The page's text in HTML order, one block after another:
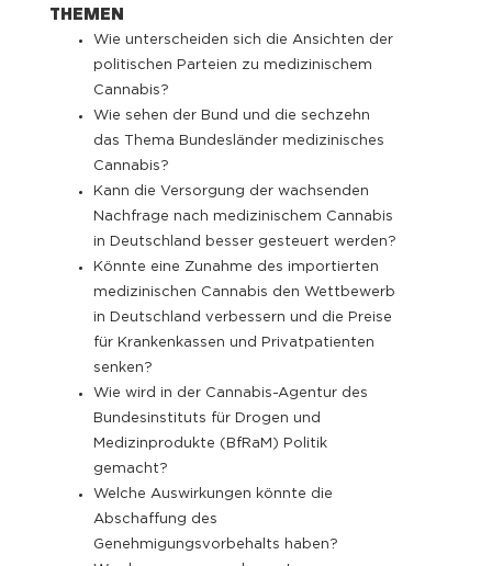
THEMEN
Wie unterscheiden sich die Ansichten der
politischen Parteien zu medizinischem
Cannabis?
Wie sehen der Bund und die sechzehn
das Thema Bundesländer medizinisches
Cannabis?
Kann die Versorgung der wachsenden
Nachfrage nach medizinischem Cannabis
in Deutschland besser gesteuert werden?
Könnte eine Zunahme des importierten
medizinischen Cannabis den Wettbewerb
in Deutschland verbessern und die Preise
für Krankenkassen und Privatpatienten
senken?
Wie wird in der Cannabis-Agentur des
Bundesinstituts für Drogen und
Medizinprodukte (BfRaM) Politik
gemacht?
Welche Auswirkungen könnte die
Abschaffung des
Genehmigungsvorbehalts haben?